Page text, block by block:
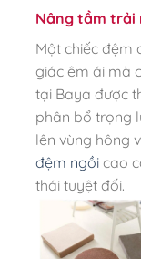
Nâng tầm trải
Một chiếc đệm
giác êm ái mà
tại Baya được
phân bổ trọng
lên vùng hông
đệm ngồi cao
thái tuyệt đối.